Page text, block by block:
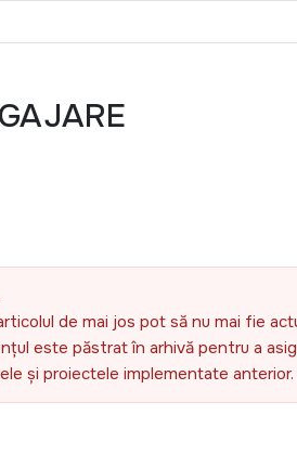
de mai jos pot să nu mai fie
este păstrat în arhivă pentru a
și proiectele implementate anterior.